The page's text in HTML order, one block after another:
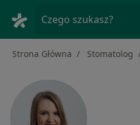
Czego szukasz?
Strona Główna Stomatolog